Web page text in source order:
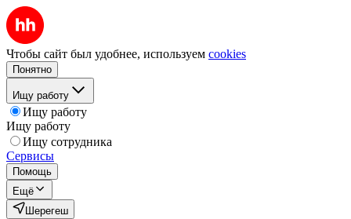
Чтобы сайт был удобнее, используем cookies
Понятно
Ищу работу
Ищу работу
Ищу работу
Ищу сотрудника
Сервисы
Помощь
Ещё
Шерегеш